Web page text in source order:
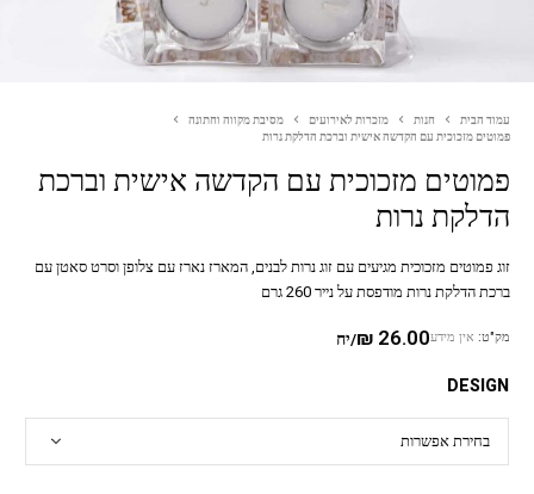
עמוד הבית חנות מזכרות לאירועים
מסיבת מקווה וחתונה
פמוטים מזכוכית עם הקדשה אישית וברכת הדלקת נרות
פמוטים מזכוכית עם הקדשה אישית וברכת
הדלקת נרות
מק"ט: אין מידע ₪ 26.00 /יח
DESIGN
זוג פמוטים מזכוכית מגיעים עם זוג נרות לבנים, המארז נארז עם צלופן וסרט סאטן עם
ברכת הדלקת נרות מודפסת על נייר 260 גרם